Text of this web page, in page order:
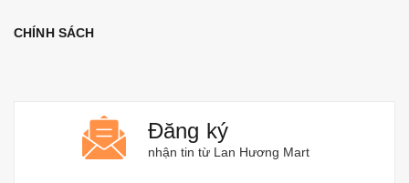
CHÍNH SÁCH
Đăng ký
nhận tin từ Lan Hương Mart